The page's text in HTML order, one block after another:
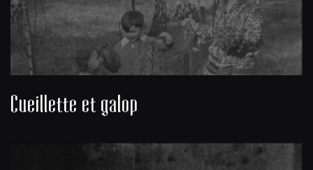
Cueillette et galop